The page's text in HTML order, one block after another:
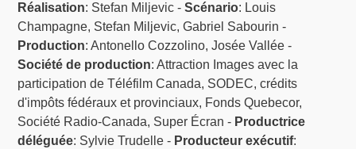
Réalisation: Stefan Miljevic -Scénario: Louis
Champagne, Stefan Miljevic, Gabriel Sabourin -
Production: Antonello Cozzolino, Josée Vallée -
Société de production: Attraction Images avec la
participation de Téléfilm Canada, SODEC, crédits
d'impôts fédéraux et provinciaux, Fonds Quebecor,
Société Radio-Canada, Super Écran - Productrice
déléguée: Sylvie Trudelle - Producteur exécutif: